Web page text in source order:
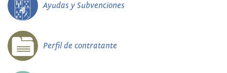
Ayudas y Subvenciones
Perfil de contratante